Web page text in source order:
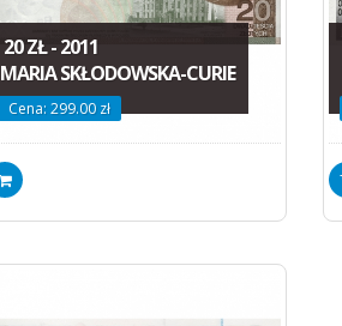
20 ZŁ - 2011
MARIA SKŁODOWSKA-CURIE
Cena: 299.00 zł